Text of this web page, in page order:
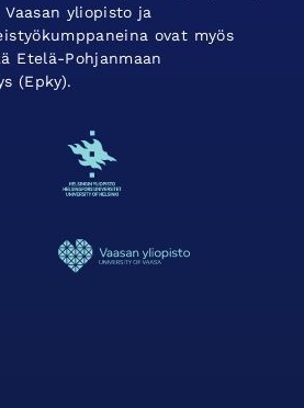
yliopisto ja
ovat myös
Etelä-Pohjanmaan
(Epky).